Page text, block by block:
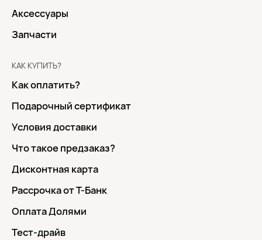
Аксессуары
Запчасти
КАК КУПИТЬ?
Как оплатить?
Подарочный сертификат
Условия доставки
Что такое предзаказ?
Дисконтная карта
Рассрочка от Т-Банк
Оплата Долями
Тест-драйв